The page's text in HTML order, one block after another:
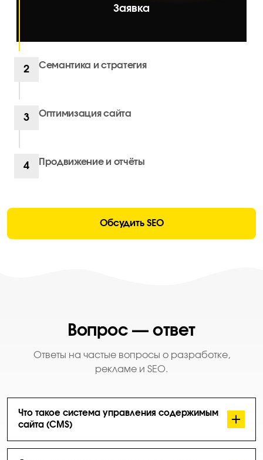
Заявка
2 Семантика и стратегия
3 Оптимизация сайта
4 Продвижение и отчёты
Обсудить SEO
Вопрос — ответ
Ответы на частые вопросы о разработке,
рекламе и SEO.
Что такое система управления содержимым
сайта (CMS)
Что бы вы могли редактировать содержание своего